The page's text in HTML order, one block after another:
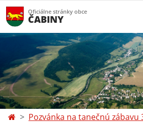
Oficiálne stránky obce
ČABINY
Pozvánka na tanečnú zábavu